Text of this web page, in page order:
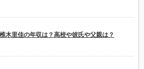
木里佳の年収は？高校や彼氏や父親は？